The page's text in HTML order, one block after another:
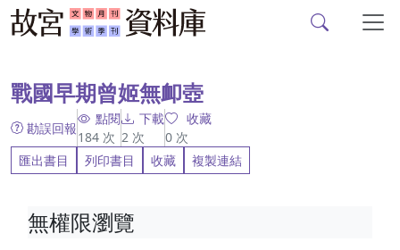
戰國早期曾姬無卹壺
勘誤回報
點閱
184 次
下載
2 次
收藏
0 次
匯出書目
列印書目 收藏 複製連結
無權限瀏覽